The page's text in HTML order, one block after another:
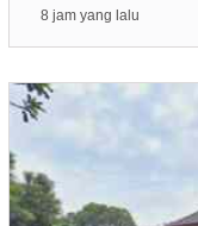
8 jam yang lalu